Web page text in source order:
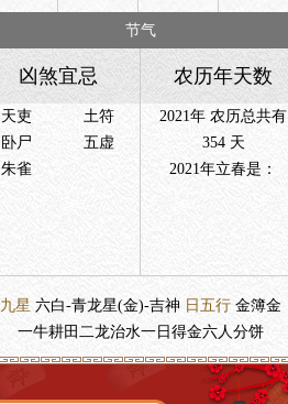
节气
凶煞宜忌
天吏
土符
卧尸
五虚
朱雀
农历年天数
2021年 农历总共有
354 天
2021年立春是：
九星 六白-青龙星(金)-吉神 日五行 金簿金
一牛耕田二龙治水一日得金六人分饼